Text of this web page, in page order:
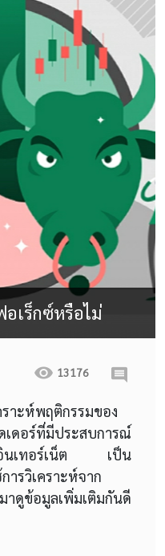
เร็กซ์หรือไม่
13176
าะห์พฤติกรรมของ
ดอร์ที่มีประสบการณ์
งอินเทอร์เน็ต เป็น
ารวิเคราะห์จาก
ดูข้อมูลเพิ่มเติมกันดี